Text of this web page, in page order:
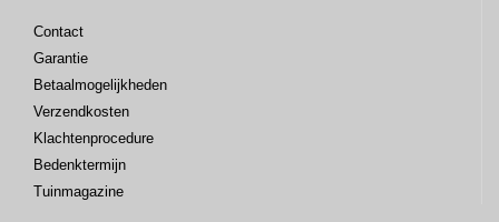
Contact
Garantie
Betaalmogelijkheden
Verzendkosten
Klachtenprocedure
Bedenktermijn
Tuinmagazine